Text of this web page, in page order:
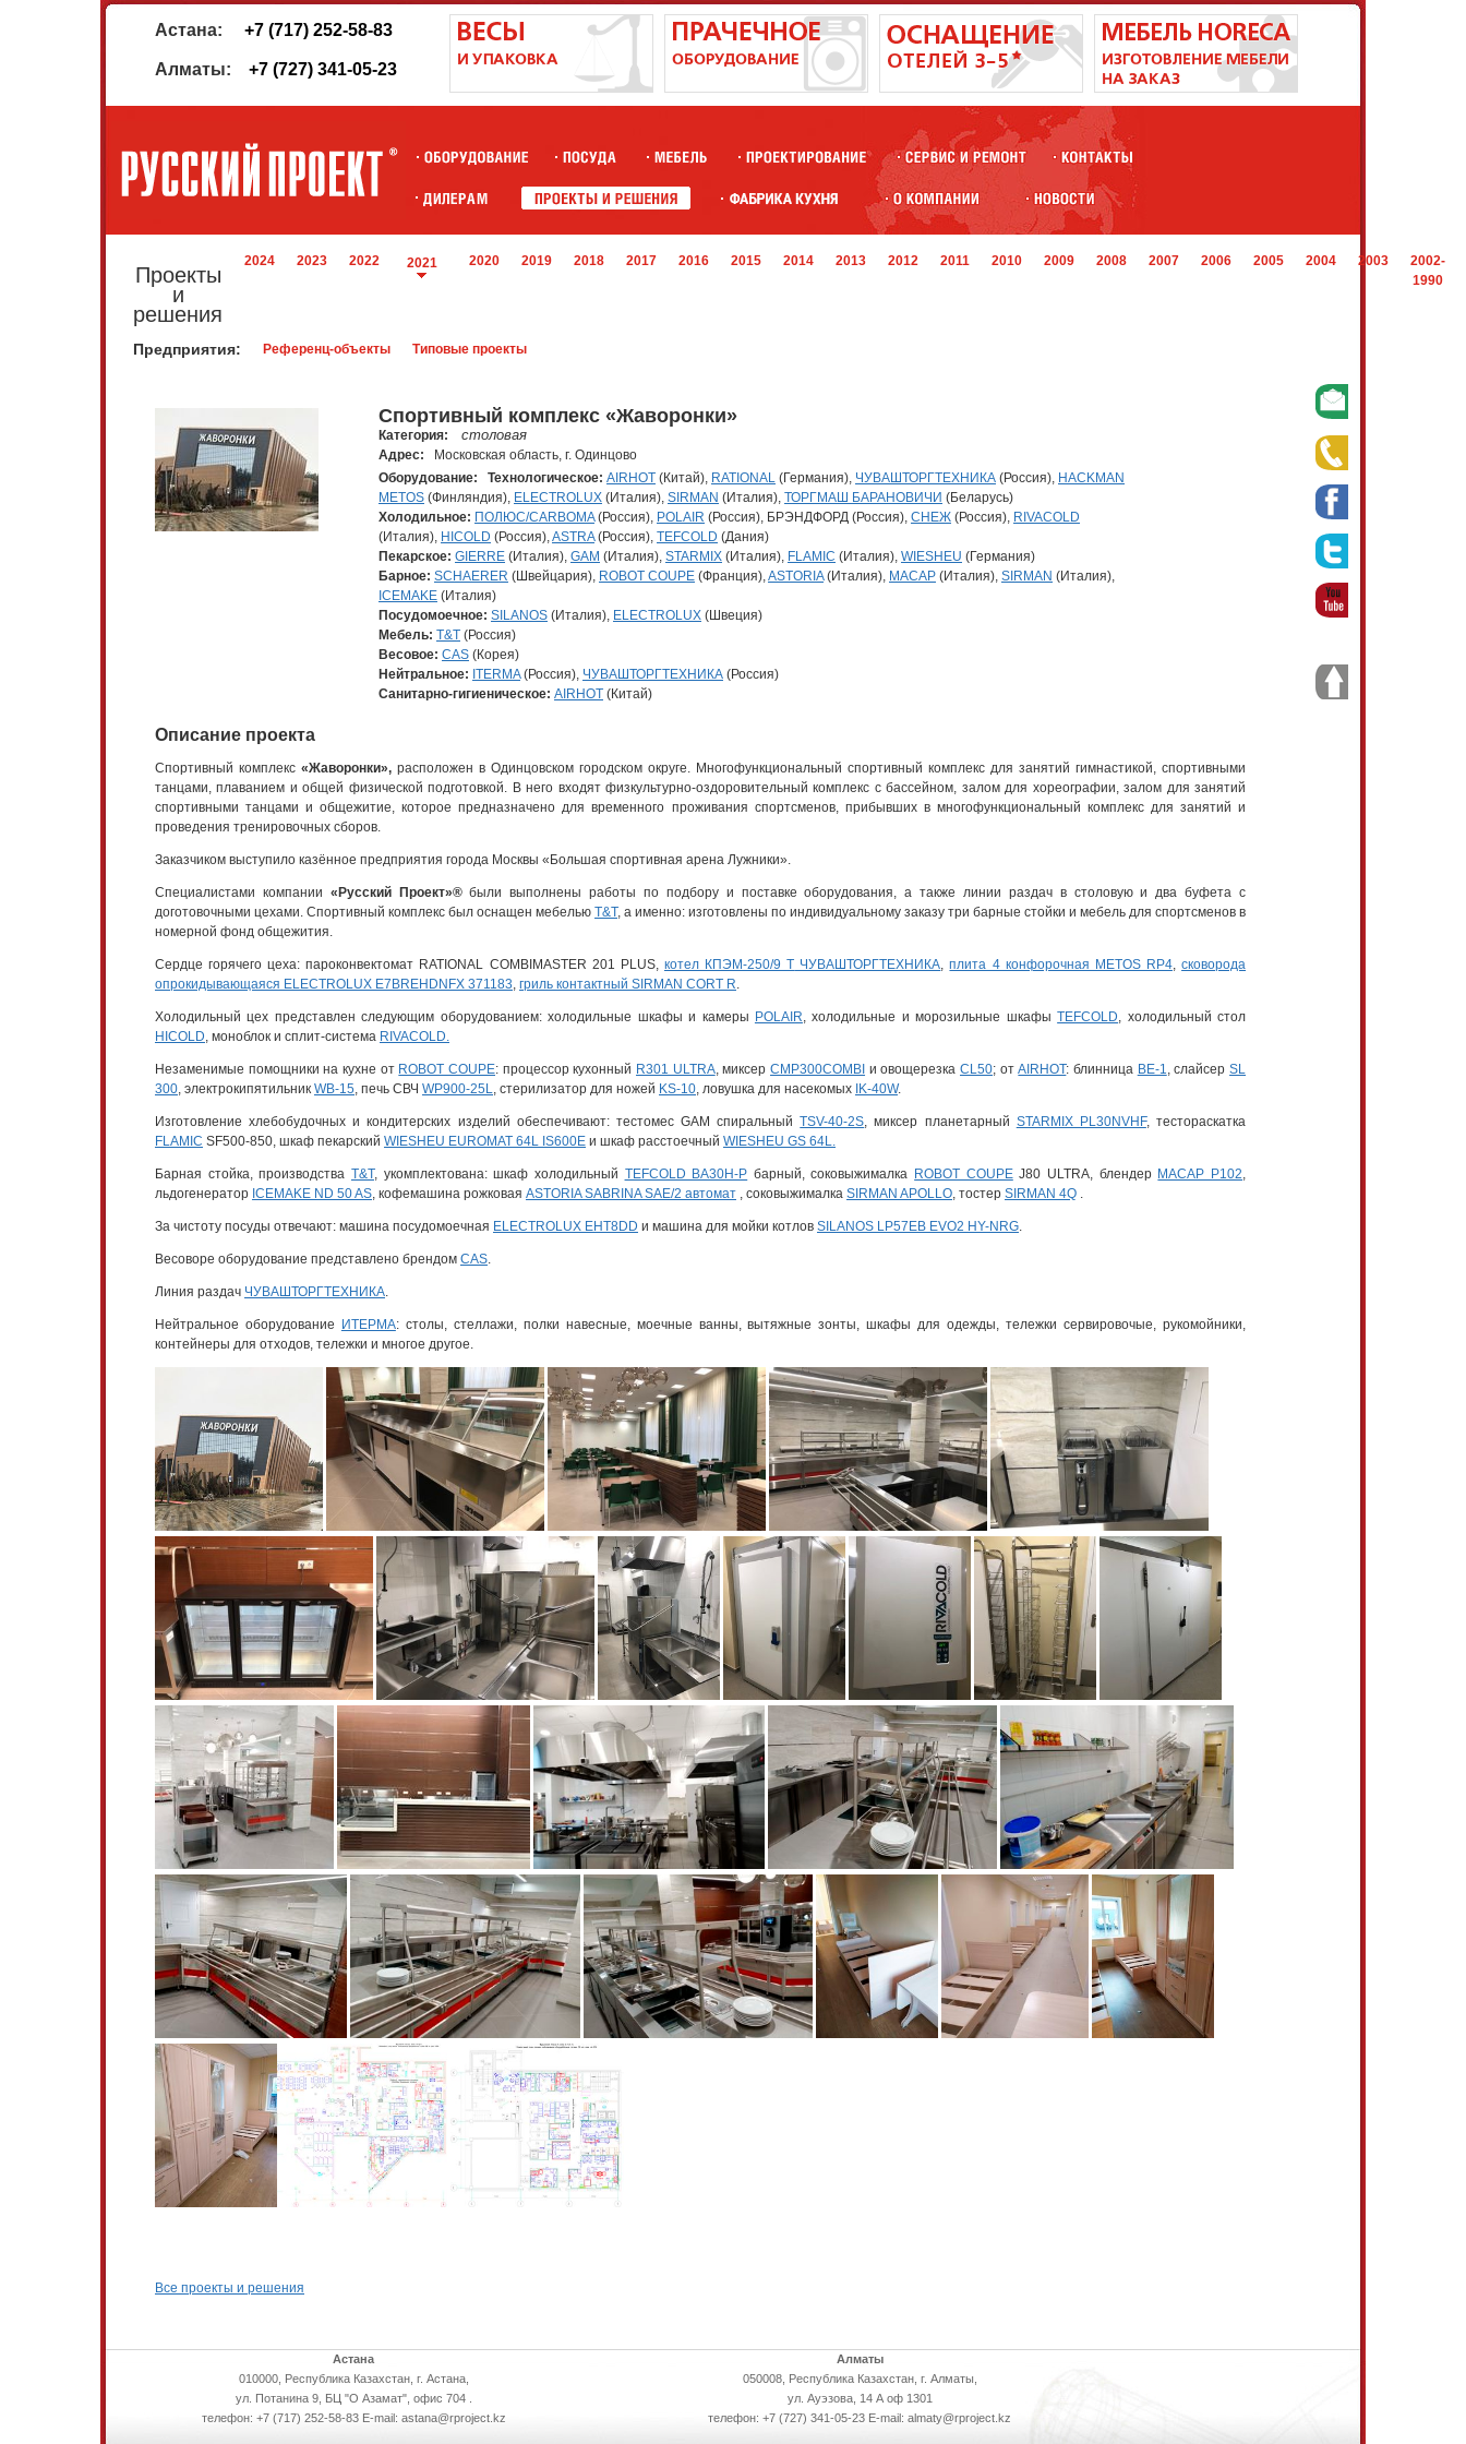
Астана: +7 (717) 252-58-83
Алматы: +7 (727) 341-05-23
Проекты
и
решения
2024 2023 2022 2021 2020 2019 2018 2017 2016 2015 2014 2013 2012 2011 2010 2009 2008 2007 2006 2005 2004 2003
2002-
1990
Предприятия: Референц-объекты Типовые проекты
Спортивный комплекс «Жаворонки»
Категория: столовая
Адрес:
Московская область, г. Одинцово
Оборудование:
Технологическое: AIRHOT (Китай), RATIONAL (Германия), ЧУВАШТОРГТЕХНИКА (Россия), HACKMAN
METOS (Финляндия), ELECTROLUX (Италия), SIRMAN (Италия), ТОРГМАШ БАРАНОВИЧИ (Беларусь)
Холодильное: ПОЛЮС/CARBOMA(Россия), POLAIR (Россия), БРЭНДФОРД (Россия), СНЕЖ (Россия), RIVACOLD
(Италия), HICOLD (Россия),ASTRA(Россия), TEFCOLD (Дания)
Пекарское: GIERRE (Италия), GAM (Италия), STARMIX (Италия), FLAMIC (Италия), WIESHEU (Германия)
Барное: SCHAERER (Швейцария), ROBOT COUPE (Франция),ASTORIA(Италия), MACAP (Италия), SIRMAN (Италия),
ICEMAKE (Италия)
Посудомоечное: SILANOS (Италия), ELECTROLUX (Швеция)
Мебель: T&T (Россия)
Весовое: CAS (Корея)
Нейтральное: ITERMA(Россия), ЧУВАШТОРГТЕХНИКА (Россия)
Санитарно-гигиеническое: AIRHOT (Китай)
Описание проекта
Спортивный комплекс «Жаворонки», расположен в Одинцовском городском округе. Многофункциональный спортивный комплекс для занятий гимнастикой, спортивными
танцами, плаванием и общей физической подготовкой. В него входят физкультурно-оздоровительный комплекс с бассейном, залом для хореографии, залом для занятий
спортивными танцами и общежитие, которое предназначено для временного проживания спортсменов, прибывших в многофункциональный комплекс для занятий и
проведения тренировочных сборов.
Заказчиком выступило казённое предприятия города Москвы «Большая спортивная арена Лужники».
Специалистами компании «Русский Проект»®были выполнены работы по подбору и поставке оборудования, а также линии раздач в столовую и два буфета с
доготовочными цехами. Спортивный комплекс был оснащен мебелью T&T, а именно: изготовлены по индивидуальному заказу три барные стойки и мебель для спортсменов в
номерной фонд общежития.
Сердце горячего цеха: пароконвектомат RATIONAL COMBIMASTER 201 PLUS, котел КПЭМ-250/9 Т ЧУВАШТОРГТЕХНИКА,плита 4 конфорочная METOS RP4,сковорода
опрокидывающаяся ELECTROLUX E7BREHDNFX 371183, гриль контактный SIRMAN CORT R.
Холодильный цех представлен следующим оборудованием: холодильные шкафы и камеры POLAIR, холодильные и морозильные шкафыTEFCOLD, холодильный стол
HICOLD, моноблок и сплит-система RIVACOLD.
Незаменимые помощники на кухне от ROBOT COUPE: процессор кухонный R301 ULTRA, миксерCMP300COMBI и овощерезкаCL50; отAIRHOT: блинница BE-1, слайсерSL
300, электрокипятильник WB-15, печь СВЧ WP900-25L, стерилизатор для ножей KS-10, ловушка для насекомых IK-40W.
Изготовление хлебобудочных и кондитерских изделий обеспечивают: тестомес GAM спиральныйTSV-40-2S, миксер планетарный STARMIX PL30NVHF, тестораскатка
FLAMIC SF500-850, шкаф пекарский WIESHEU EUROMAT 64L IS600E и шкаф расстоечный WIESHEU GS 64L.
Барная стойка, производства T&T, укомплектована: шкаф холодильный TEFCOLD BA30H-P барный, соковыжималка ROBOT COUPEJ80 ULTRA, блендер MACAP P102,
льдогенератор ICEMAKE ND 50 AS, кофемашина рожковая ASTORIA SABRINA SAE/2 автомат , соковыжималка SIRMAN APOLLO, тостер SIRMAN 4Q .
За чистоту посуды отвечают: машина посудомоечная ELECTROLUX EHT8DD и машина для мойки котлов SILANOS LP57EB EVO2 HY-NRG.
Весоворе оборудование представлено брендом CAS.
Линия раздач ЧУВАШТОРГТЕХНИКА.
Нейтральное оборудование ИТЕРМА: столы, стеллажи, полки навесные, моечные ванны, вытяжные зонты, шкафы для одежды, тележки сервировочые, рукомойники,
контейнеры для отходов, тележки и многое другое.
Все проекты и решения
Астана
010000, Республика Казахстан, г. Астана,
ул. Потанина 9, БЦ "О Азамат", офис 704 .
телефон: +7 (717) 252-58-83 E-mail: astana@rproject.kz
Алматы
050008, Республика Казахстан, г. Алматы,
ул. Ауэзова, 14 А оф 1301
телефон: +7 (727) 341-05-23 E-mail: almaty@rproject.kz